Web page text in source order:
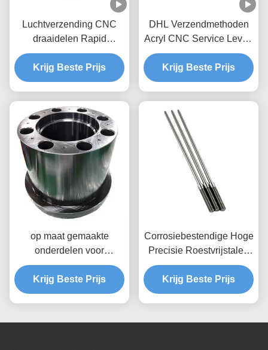
Luchtverzending CNC
draaidelen Rapid
Prototyping CNC-
onderdelen Bewerking
Services Op maat
metalen onderdelen voor
machines
Krijg Beste Prijs
DHL Verzendmethoden
Acryl CNC Service Levert
Nauwkeurig Snijden en
Graveren Voorbeeld Moet
Voorbeeldkosten Betalen
Krijg Beste Prijs
op maat gemaakte
onderdelen voor
precisieflens
Krijg Beste Prijs
Corrosiebestendige Hoge
Precisie Roestvrijstalen
As Aanpasbare CNC
Gefreesde Asdelen
Krijg Beste Prijs